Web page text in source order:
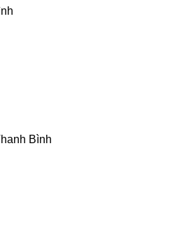
Bình